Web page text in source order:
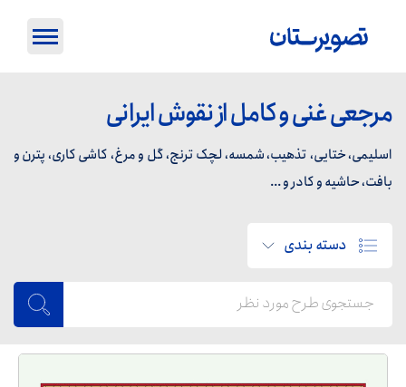
مرجعی غنی و کامل از نقوش ایرانی
اسلیمی، ختایی، تذهیب، شمسه، لچک ترنج، گل و مرغ، کاشی کاری، پترن و
بافت، حاشیه و کادر و ...
دسته بندی